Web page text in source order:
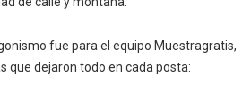
fue para el equipo Muestragratis,
que dejaron todo en cada posta: